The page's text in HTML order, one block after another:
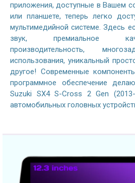
приложения, доступные в Вашем
или планшете, теперь легко
мультимедийной системе. Здесь
звук, премиальное
производительность,
использования, уникальный
другое! Современные
программное обеспечение
Suzuki SX4 S-Cross 2 Gen
автомобильных головных